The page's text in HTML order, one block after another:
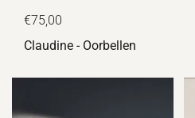
€75,00
Claudine - Oorbellen